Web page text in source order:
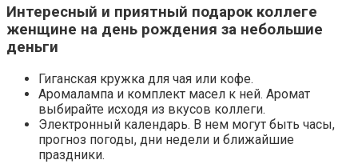
Интересный и приятный подарок коллеге
женщине на день рождения за небольшие
деньги
Гиганская кружка для чая или кофе.
Аромалампа и комплект масел к ней. Аромат
выбирайте исходя из вкусов коллеги.
Электронный календарь. В нем могут быть часы,
прогноз погоды, дни недели и ближайшие
праздники.